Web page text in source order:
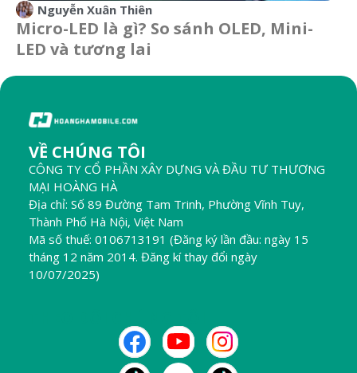
Nguyễn Xuân Thiên
Micro-LED là gì? So sánh OLED, Mini-
LED và tương lai
VỀ CHÚNG TÔI
CÔNG TY CỔ PHẦN XÂY DỰNG VÀ ĐẦU TƯ THƯƠNG
MẠI HOÀNG HÀ
Địa chỉ: Số 89 Đường Tam Trinh, Phường Vĩnh Tuy,
Thành Phố Hà Nội, Việt Nam
Mã số thuế: 0106713191 (Đăng ký lần đầu: ngày 15
tháng 12 năm 2014. Đăng kí thay đổi ngày
10/07/2025)